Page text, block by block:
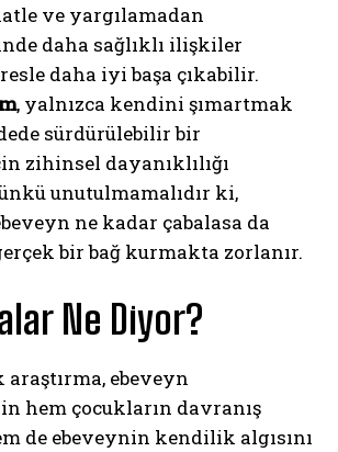
ve yargılamadan
daha sağlıklı ilişkiler
daha iyi başa çıkabilir.
, yalnızca kendini şımartmak
sürdürülebilir bir
zihinsel dayanıklılığı
unutulmamalıdır ki,
ne kadar çabalasa da
bir bağ kurmakta zorlanır.
Ne Diyor?
araştırma, ebeveyn
hem çocukların davranış
de ebeveynin kendilik algısını